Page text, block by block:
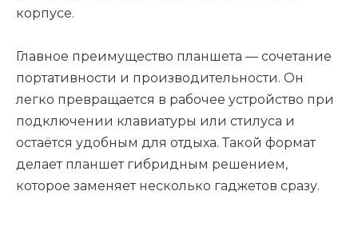
корпусе.
Главное преимущество планшета — сочетание
портативности и производительности. Он
легко превращается в рабочее устройство при
подключении клавиатуры или стилуса и
остаётся удобным для отдыха. Такой формат
делает планшет гибридным решением,
которое заменяет несколько гаджетов сразу.